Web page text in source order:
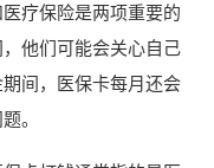
疗保险是两项重要的
他们可能会关心自己
间，医保卡每月还会
。